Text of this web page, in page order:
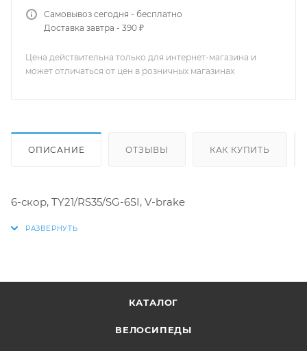
Самовывоз сегодня - бесплатно
Доставка завтра - 390 ₽
Цена действительна только для интернет-магазина и
может отличаться от цен в розничных магазинах
ОПИСАНИЕ ОТЗЫВЫ КАК КУПИТЬ
6-скор, TY21/RS35/SG-6SI, V-brake
КАТАЛОГ
ВЕЛОСИПЕДЫ